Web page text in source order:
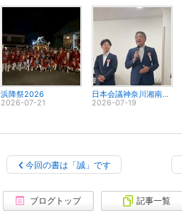
浜降祭2026
2026-07-21
日本会議神奈川湘南東支部定期総会
2026-07-19
今回の書は「誠」です
ブログトップ 記事一覧